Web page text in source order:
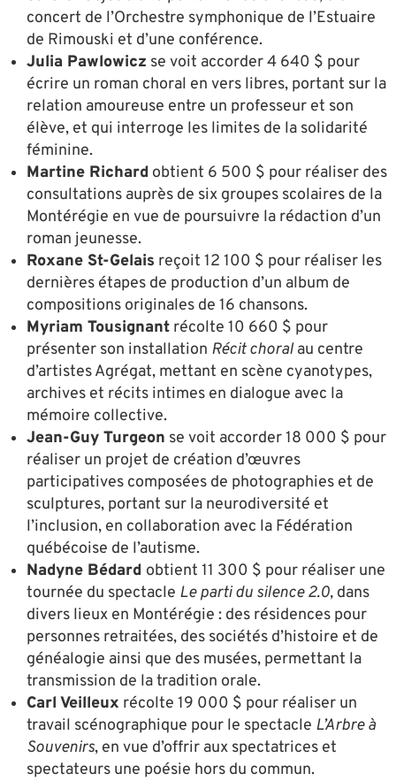
concert de l’Orchestre symphonique de l’Estuaire
de Rimouski et d’une conférence.
Julia Pawlowicz se voit accorder 4 640 $ pour
écrire un roman choral en vers libres, portant sur la
relation amoureuse entre un professeur et son
élève, et qui interroge les limites de la solidarité
féminine.
Martine Richard obtient 6 500 $ pour réaliser des
consultations auprès de six groupes scolaires de la
Montérégie en vue de poursuivre la rédaction d’un
roman jeunesse.
Roxane St-Gelais reçoit 12 100 $ pour réaliser les
dernières étapes de production d’un album de
compositions originales de 16 chansons.
Myriam Tousignant récolte 10 660 $ pour
présenter son installation Récit choralau centre
d’artistes Agrégat, mettant en scène cyanotypes,
archives et récits intimes en dialogue avec la
mémoire collective.
Jean-Guy Turgeon se voit accorder 18 000 $ pour
réaliser un projet de création d’œuvres
participatives composées de photographies et de
sculptures, portant sur la neurodiversité et
l’inclusion, en collaboration avec la Fédération
québécoise de l’autisme.
Nadyne Bédard obtient 11 300 $ pour réaliser une
tournée du spectacle Le parti du silence 2.0, dans
divers lieux en Montérégie : des résidences pour
personnes retraitées, des sociétés d’histoire et de
généalogie ainsi que des musées, permettant la
transmission de la tradition orale.
Carl Veilleux récolte 19 000 $ pour réaliser un
travail scénographique pour le spectacle L’Arbre à
Souvenirs, en vue d’offrir aux spectatrices et
spectateurs une poésie hors du commun.